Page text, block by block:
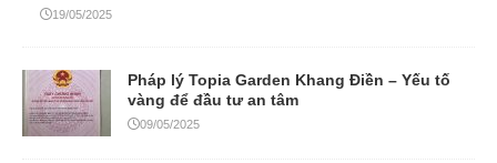
19/05/2025
Pháp lý Topia Garden Khang Điền – Yếu tố
vàng để đầu tư an tâm
09/05/2025